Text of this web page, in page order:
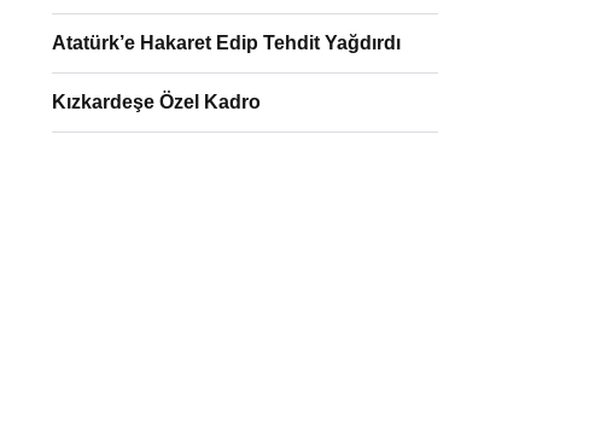
Atatürk’e Hakaret Edip Tehdit Yağdırdı
Kızkardeşe Özel Kadro